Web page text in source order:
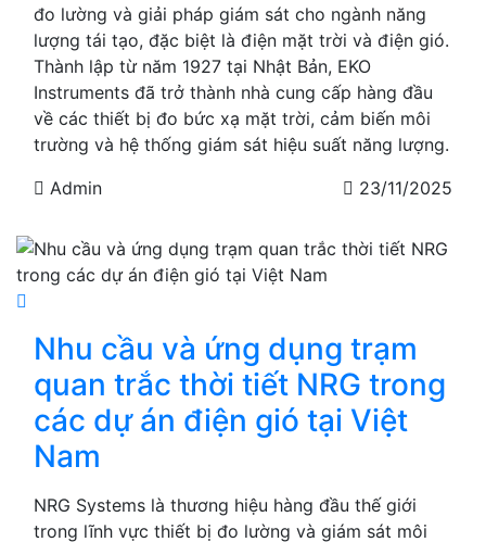
đo lường và giải pháp giám sát cho ngành năng
lượng tái tạo, đặc biệt là điện mặt trời và điện gió.
Thành lập từ năm 1927 tại Nhật Bản, EKO
Instruments đã trở thành nhà cung cấp hàng đầu
về các thiết bị đo bức xạ mặt trời, cảm biến môi
trường và hệ thống giám sát hiệu suất năng lượng.
Admin
23/11/2025
Nhu cầu và ứng dụng trạm
quan trắc thời tiết NRG trong
các dự án điện gió tại Việt
Nam
NRG Systems là thương hiệu hàng đầu thế giới
trong lĩnh vực thiết bị đo lường và giám sát môi